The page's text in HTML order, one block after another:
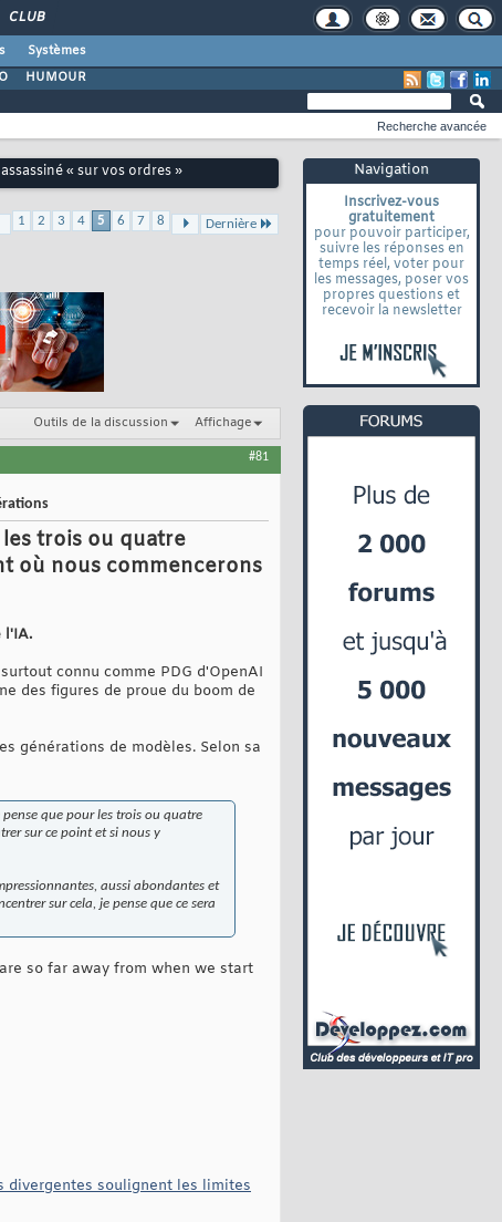
CLUB
Systèmes
HUMOUR
Navigation
Inscrivez-vous
gratuitement
pour pouvoir participer,
suivre les réponses en
temps réel, voter pour
les messages, poser vos
propres questions et
recevoir la newsletter
Recherche avancée
« sur vos ordres »
1 2 3 4 5 6 7 8 Dernière
Outils de la discussion Affichage
#81
trois ou quatre
où nous commencerons
l'IA.
connu comme PDG d'OpenAI
des figures de proue du boom de
générations de modèles. Selon sa
que pour les trois ou quatre
sur ce point et si nous y
aussi abondantes et
sur cela, je pense que ce sera
so far away from when we start
divergentes soulignent les limites